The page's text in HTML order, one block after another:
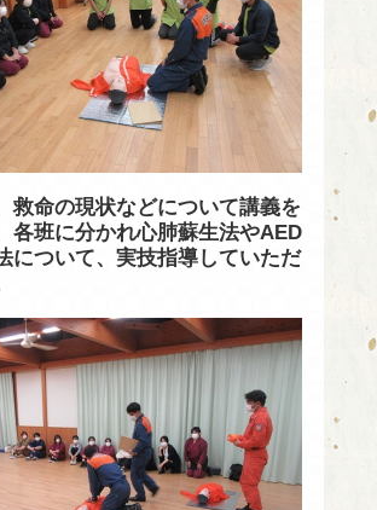
救命の現状などについて講義を
各班に分かれ心肺蘇生法やAED
について、実技指導していただ